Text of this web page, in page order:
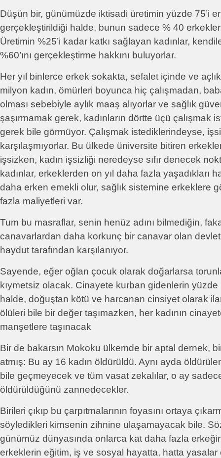
Düşün bir, günümüzde iktisadi üretimin yüzde 75’i
gerçekleştirildiği halde, bunun sadece % 40
Üretimin %25’i kadar katkı sağlayan kadınlar,
%60’ını gerçekleştirme hakkını buluyorlar.
Her yıl binlerce erkek sokakta, sefalet içinde ve
milyon kadın, ömürleri boyunca hiç çalışmadan,
olması sebebiyle aylık maaş alıyorlar ve sağlık
şaşırmamak gerek, kadınların dörtte üçü çalışmak
gerek bile görmüyor. Çalışmak istediklerindeyse,
karşılaşmıyorlar. Bu ülkede üniversite bitiren
işsizken, kadın işsizliği neredeyse sıfır denecek
kadınlar, erkeklerden on yıl daha fazla yaşadıkları
daha erken emekli olur, sağlık sistemine erkeklere
fazla maliyetleri var.
Tum bu masraflar, senin henüz adını bilmediğin,
canavarlardan daha korkunç bir canavar olan devlet
haydut tarafından karşılanıyor.
Sayende, eğer oğlan çocuk olarak doğarlarsa
kıymetsiz olacak. Cinayete kurban gidenlerin yüzde
halde, doğuştan kötü ve harcanan cinsiyet olarak
ölüleri bile bir değer taşımazken, her kadının
manşetlere taşınacak
Bir de bakarsın Mokoku ülkemde bir aptal dernek,
atmış: Bu ay 16 kadın öldürüldü. Aynı ayda
bile geçmeyecek ve tüm vasat zekalılar, o ay
öldürüldüğünü zannedecekler.
Birileri çıkıp bu çarpıtmalarının foyasını ortaya
söyledikleri kimsenin zihnine ulaşamayacak bile.
günümüz dünyasında onlarca kat daha fazla
erkeklerin eğitim, iş ve sosyal hayatta, hatta yasalar